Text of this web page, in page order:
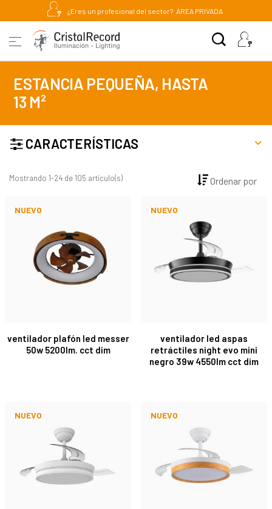
¿Eres un profesional del sector? ÁREA PRIVADA
ESTANCIA PEQUEÑA, HASTA
13 M²
CARACTERÍSTICAS
Mostrando 1-24 de 105 artículo(s) Ordenar por
ventilador plafón led messer
50w 5200lm. cct dim
NUEVO
ventilador led aspas
retráctiles night evo mini
negro 39w 4550lm cct dim
NUEVO
NUEVO NUEVO